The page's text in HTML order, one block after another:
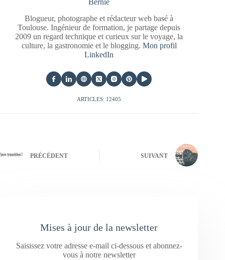
Bernie
Blogueur, photographe et rédacteur web basé à
Toulouse. Ingénieur de formation, je partage depuis
2009 un regard technique et curieux sur le voyage, la
culture, la gastronomie et le blogging. Mon profil
LinkedIn
ARTICLES: 12405
PRÉCÉDENT SUIVANT
Mises à jour de la newsletter
Saisissez votre adresse e-mail ci-dessous et abonnez-
vous à notre newsletter